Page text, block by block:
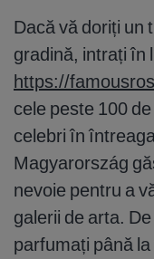
Dacă vă doriți un
gradină, intrați în
https://
cele peste 100
celebri în
Magyarország
nevoie pentru a
galerii de arta.
parfumați până